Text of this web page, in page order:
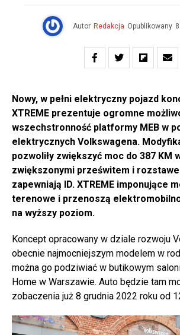
Autor Redakcja Opublikowany
Nowy, w pełni elektryczny pojazd
XTREME prezentuje ogromne
wszechstronność platformy MEB w
elektrycznych Volkswagena.
pozwoliły zwiększyć moc do 387 KM
zwiększonymi prześwitem i
zapewniają ID. XTREME imponujące
terenowe i przenoszą
na wyższy poziom.
Koncept opracowany w dziale rozwoju
obecnie najmocniejszym modelem w
można go podziwiać w butikowym
Home w Warszawie. Auto będzie tam
zobaczenia już 8 grudnia 2022 roku od